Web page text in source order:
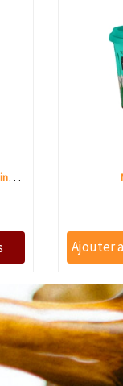
Gimber Belgian BIO concentré de gingembre